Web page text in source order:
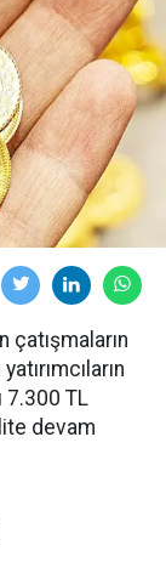
çatışmaların
7.300 TL
devam